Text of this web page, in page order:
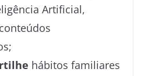
Artificial,
hábitos familiares